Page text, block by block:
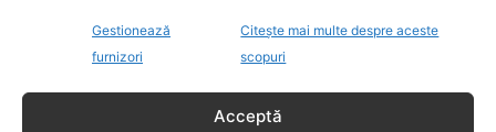
Gestionează
furnizori
Citește mai multe despre aceste
scopuri
Acceptă
anunta plin de trufie:[...]